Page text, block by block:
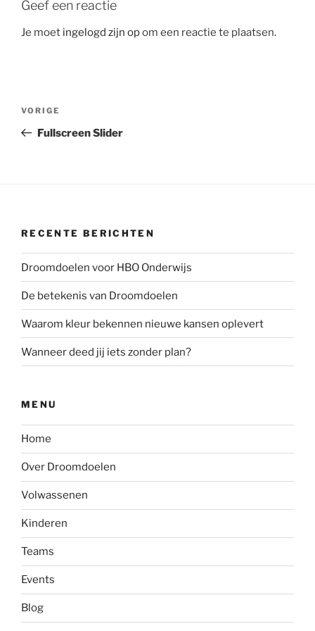
o
k
d
n
Geef een reactie
Je moet ingelogd zijn opom een reactie te plaatsen.
Vorig
bericht
VORIGE
Fullscreen Slider
RECENTE BERICHTEN
Droomdoelen voor HBO Onderwijs
De betekenis van Droomdoelen
Waarom kleur bekennen nieuwe kansen oplevert
Wanneer deed jij iets zonder plan?
MENU
Home
Over Droomdoelen
Volwassenen
Kinderen
Teams
Events
Blog